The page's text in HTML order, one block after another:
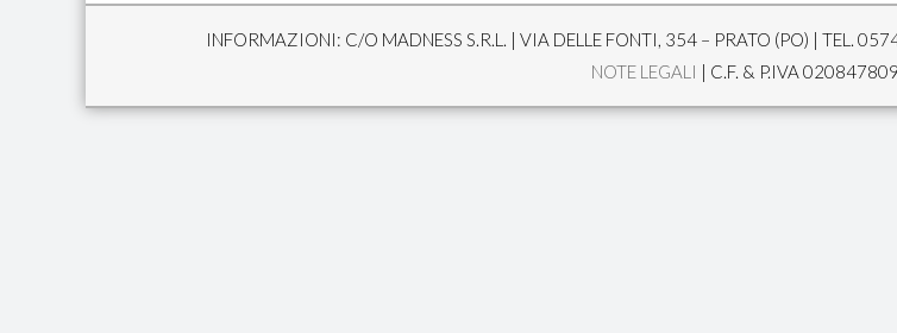
INFORMAZIONI: C/O MADNESS S.R.L. | VIA DELLE FONTI, 354 – PRATO (PO) | TEL.
NOTE LEGALI | C.F. & P.IVA